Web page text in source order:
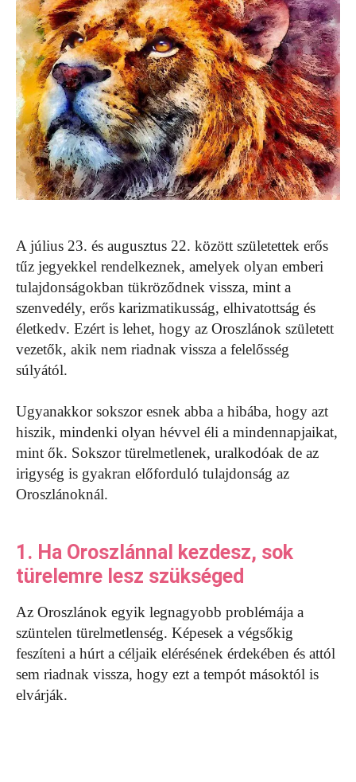
A július 23. és augusztus 22. között születettek erős
tűz jegyekkel rendelkeznek, amelyek olyan emberi
tulajdonságokban tükröződnek vissza, mint a
szenvedély, erős karizmatikusság, elhivatottság és
életkedv. Ezért is lehet, hogy az Oroszlánok született
vezetők, akik nem riadnak vissza a felelősség
súlyától.
Ugyanakkor sokszor esnek abba a hibába, hogy azt
hiszik, mindenki olyan hévvel éli a mindennapjaikat,
mint ők. Sokszor türelmetlenek, uralkodóak de az
irigység is gyakran előforduló tulajdonság az
Oroszlánoknál.
1. Ha Oroszlánnal kezdesz, sok
türelemre lesz szükséged
Az Oroszlánok egyik legnagyobb problémája a
szüntelen türelmetlenség. Képesek a végsőkig
feszíteni a húrt a céljaik elérésének érdekében és attól
sem riadnak vissza, hogy ezt a tempót másoktól is
elvárják.